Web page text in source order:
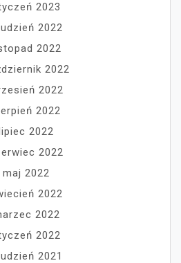
2023
2022
2022
2022
2022
2022
2022
2022
maj 2022
2022
2022
2022
2021